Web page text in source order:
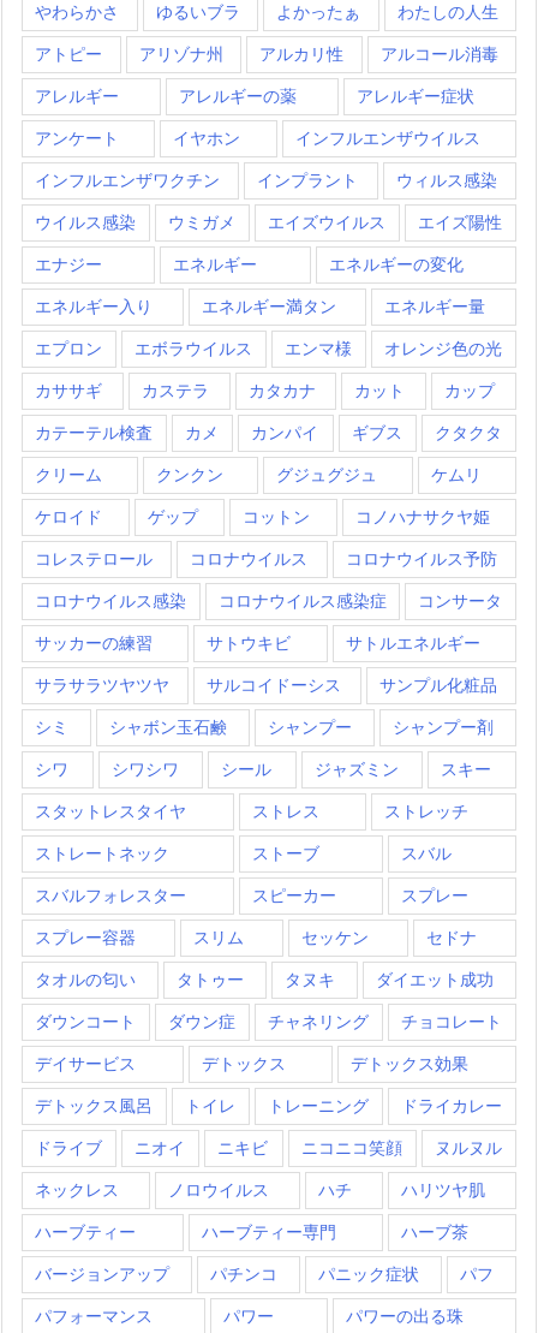
やわらかさ ゆるいブラ よかったぁ わたしの人生
アトピー アリゾナ州 アルカリ性 アルコール消毒
アレルギー アレルギーの薬 アレルギー症状
アンケート イヤホン インフルエンザウイルス
インフルエンザワクチン インプラント ウィルス感染
ウイルス感染 ウミガメ エイズウイルス エイズ陽性
エナジー エネルギー エネルギーの変化
エネルギー入り エネルギー満タン エネルギー量
エプロン エボラウイルス エンマ様 オレンジ色の光
カササギ カステラ カタカナ カット カップ
カテーテル検査 カメ カンパイ ギブス クタクタ
クリーム クンクン グジュグジュ ケムリ
ケロイド ゲップ コットン コノハナサクヤ姫
コレステロール コロナウイルス コロナウイルス予防
コロナウイルス感染 コロナウイルス感染症 コンサータ
サッカーの練習 サトウキビ サトルエネルギー
サラサラツヤツヤ サルコイドーシス サンプル化粧品
シミ シャボン玉石鹸 シャンプー シャンプー剤
シワ シワシワ シール ジャズミン スキー
スタットレスタイヤ ストレス ストレッチ
ストレートネック ストーブ スバル
スバルフォレスター スピーカー スプレー
スプレー容器 スリム セッケン セドナ
タオルの匂い タトゥー タヌキ ダイエット成功
ダウンコート ダウン症 チャネリング チョコレート
デイサービス デトックス デトックス効果
デトックス風呂 トイレ トレーニング ドライカレー
ドライブ ニオイ ニキビ ニコニコ笑顔 ヌルヌル
ネックレス ノロウイルス ハチ ハリツヤ肌
ハーブティー ハーブティー専門 ハーブ茶
バージョンアップ パチンコ パニック症状 パフ
パフォーマンス パワー パワーの出る珠